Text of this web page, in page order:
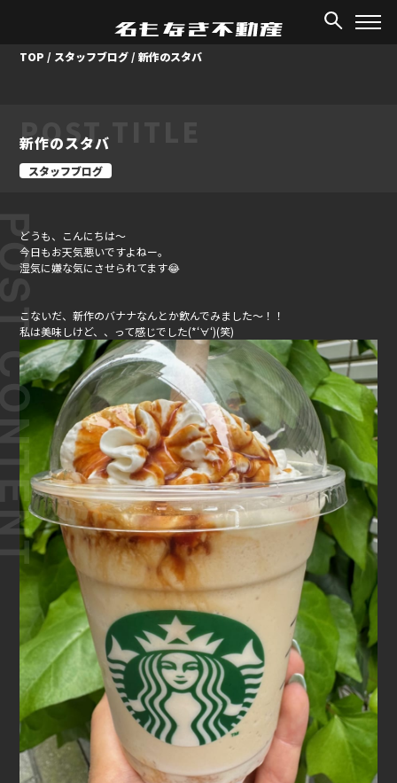
TOP / スタッフブログ /新作のスタバ
POST TITLE
新作のスタバ
スタッフブログ
どうも、こんにちは～
今日もお天気悪いですよねー。
湿気に嫌な気にさせられてます😂
こないだ、新作のバナナなんとか飲んでみました～！！
私は美味しけど、、って感じでした(*‘∀‘)(笑)